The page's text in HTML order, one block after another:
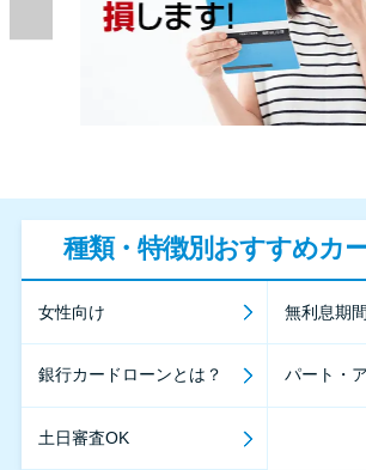
種類・特徴別おすすめカ
女性向け 無利息期
銀行カードローンとは？ パート・
土日審査OK